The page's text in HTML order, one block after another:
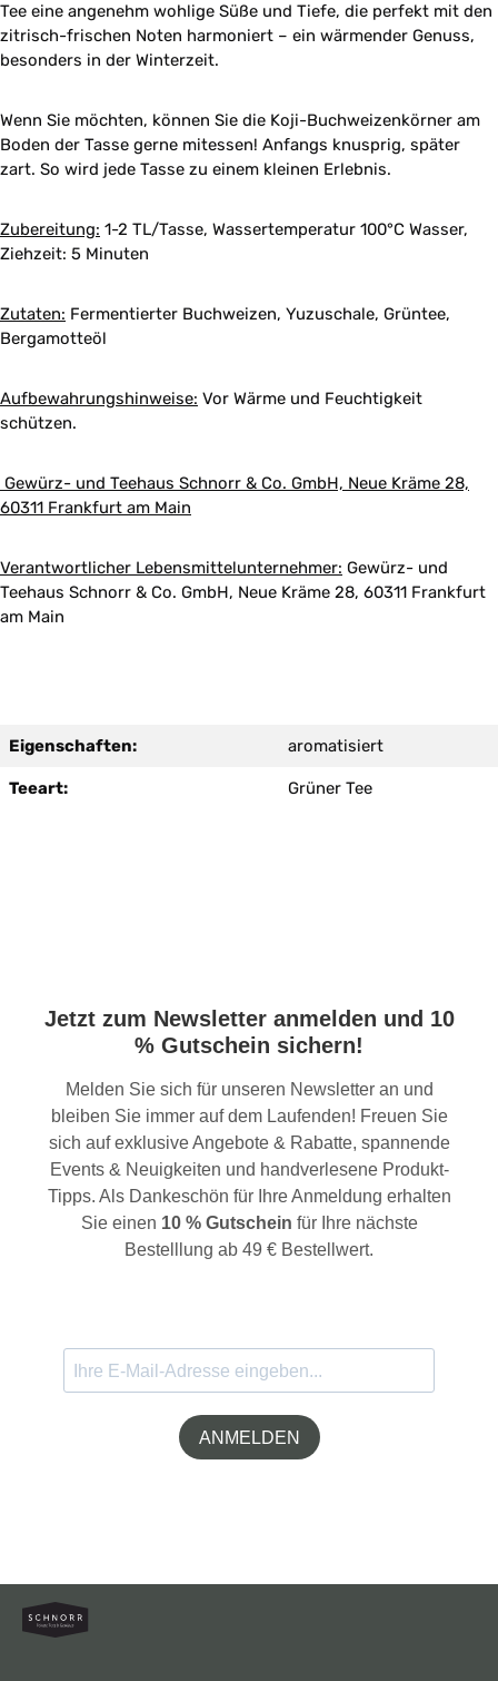
Tee eine angenehm wohlige Süße und Tiefe, die perfekt mit den
zitrisch-frischen Noten harmoniert – ein wärmender Genuss,
besonders in der Winterzeit.
Wenn Sie möchten, können Sie die Koji-Buchweizenkörner am
Boden der Tasse gerne mitessen! Anfangs knusprig, später
zart. So wird jede Tasse zu einem kleinen Erlebnis.
Zubereitung: 1-2 TL/Tasse, Wassertemperatur 100°C Wasser,
Ziehzeit: 5 Minuten
Zutaten: Fermentierter Buchweizen, Yuzuschale, Grüntee,
Bergamotteöl
Aufbewahrungshinweise: Vor Wärme und Feuchtigkeit
schützen.
Gewürz- und Teehaus Schnorr & Co. GmbH, Neue Kräme 28,
60311 Frankfurt am Main
Verantwortlicher Lebensmittelunternehmer: Gewürz- und
Teehaus Schnorr & Co. GmbH, Neue Kräme 28, 60311 Frankfurt
am Main
Eigenschaften: aromatisiert
Teeart: Grüner Tee
Jetzt zum Newsletter anmelden und 10
% Gutschein sichern!
Melden Sie sich für unseren Newsletter an und
bleiben Sie immer auf dem Laufenden! Freuen Sie
sich auf exklusive Angebote & Rabatte, spannende
Events & Neuigkeiten und handverlesene Produkt-
Tipps. Als Dankeschön für Ihre Anmeldung erhalten
Sie einen 10 % Gutschein für Ihre nächste
Bestelllung ab 49 € Bestellwert.
ANMELDEN